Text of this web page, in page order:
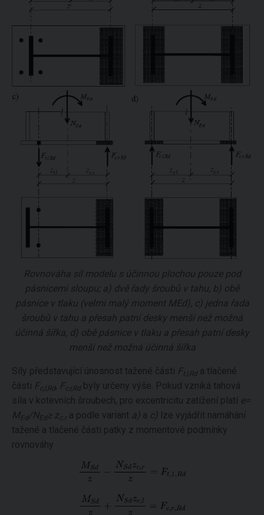
Rovnováha sil modelu s účinnou plochou pouze pod
pásnicemi sloupu; a) dvě řady šroubů v tahu, b) obě
pásnice v tlaku (velmi malý moment MEd), c) jedna řada
šroubů v tahu a přesah patní desky menší než možná
účinná šířka, d) obě pásnice v tlaku a přesah patní desky
menší než možná účinná šířka
Síly představující únosnost tažené části F t,l,Rda tlačené
části F c,l,Rd, F c,r,Rdbyly určeny výše. Pokud vzniká tahová
síla v kotevních šroubech, pro excentricitu zatížení platí e=
MEd/NEd≥ z c.r a podle variant a) a c) lze vyjádřit namáhání
tažené a tlačené části patky z momentové podmínky
rovnováhy